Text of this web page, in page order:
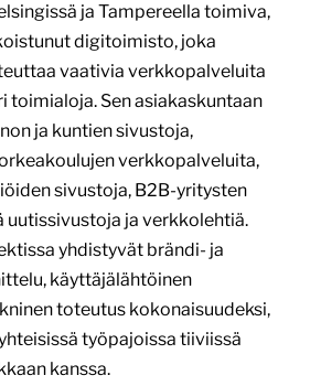
ja Tampereella toimiva,
digitoimisto, joka
vaativia verkkopalveluita
toimialoja. Sen asiakaskuntaan
ja kuntien sivustoja,
verkkopalveluita,
sivustoja, B2B-yritysten
uutissivustoja ja verkkolehtiä.
yhdistyvät brändi- ja
käyttäjälähtöinen
toteutus kokonaisuudeksi,
työpajoissa tiiviissä
kanssa.